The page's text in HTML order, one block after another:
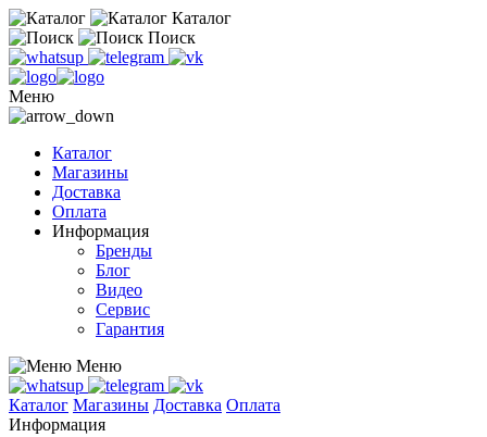
Каталог
Поиск
Меню
Каталог
Магазины
Доставка
Оплата
Информация
Бренды
Блог
Видео
Сервис
Гарантия
Меню
Каталог Магазины Доставка Оплата
Информация